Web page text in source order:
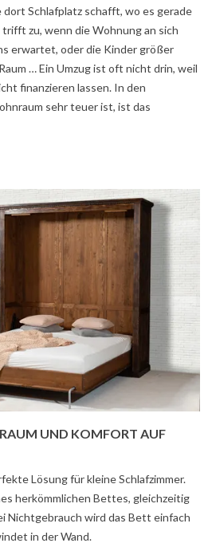
dort Schlafplatz schafft, wo es gerade
trifft zu, wenn die Wohnung an sich
erwartet, oder die Kinder größer
… Ein Umzug ist oft nicht drin, weil
finanzieren lassen. In den
sehr teuer ist, ist das
UND KOMFORT AUF
Lösung für kleine Schlafzimmer.
herkömmlichen Bettes, gleichzeitig
Nichtgebrauch wird das Bett einfach
in der Wand.